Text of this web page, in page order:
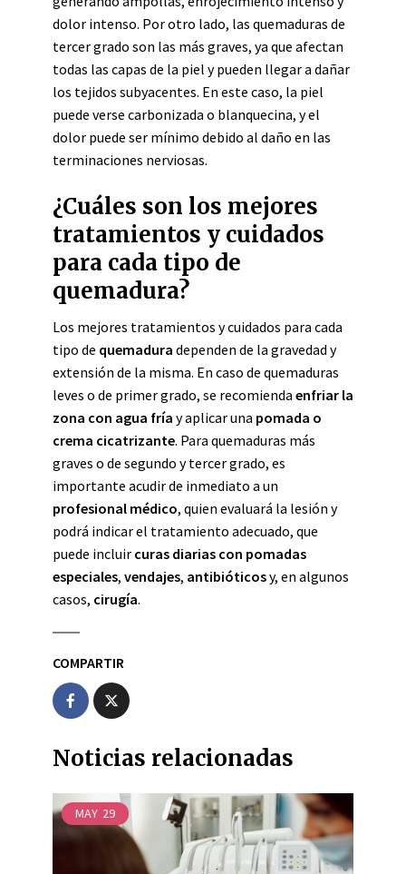
dolor intenso. Por otro lado, las quemaduras de
tercer grado son las más graves, ya que afectan
todas las capas de la piel y pueden llegar a dañar
los tejidos subyacentes. En este caso, la piel
puede verse carbonizada o blanquecina, y el
dolor puede ser mínimo debido al daño en las
terminaciones nerviosas.
¿Cuáles son los mejores
tratamientos y cuidados
para cada tipo de
quemadura?
Los mejores tratamientos y cuidados para cada
tipo de quemadura dependen de la gravedad y
extensión de la misma. En caso de quemaduras
leves o de primer grado, se recomienda enfriar la
zona con agua fría y aplicar una pomada o
crema cicatrizante. Para quemaduras más
graves o de segundo y tercer grado, es
importante acudir de inmediato a un
profesional médico, quien evaluará la lesión y
podrá indicar el tratamiento adecuado, que
puede incluir curas diarias con pomadas
especiales, vendajes, antibióticosy, en algunos
casos, cirugía.
COMPARTIR
Noticias relacionadas
MAY 29